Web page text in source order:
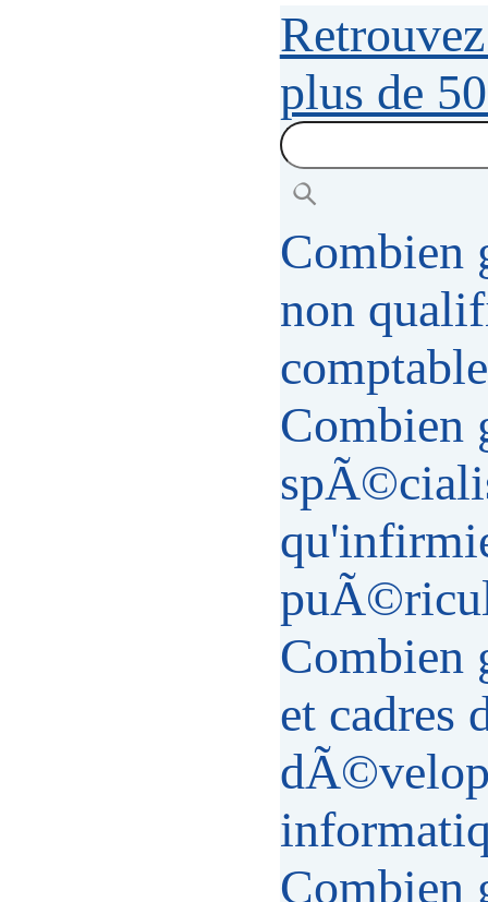
plus de
Combien
non
Combien
Combien
et cadres
Combien